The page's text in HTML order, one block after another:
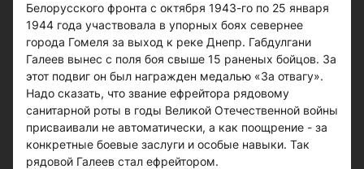
Белорусского фронта с октября 1943-го по 25 января
1944 года участвовала в упорных боях севернее
города Гомеля за выход к реке Днепр. Габдулгани
Галеев вынес с поля боя свыше 15 раненых бойцов. За
этот подвиг он был награжден медалью «За отвагу».
Надо сказать, что звание ефрейтора рядовому
санитарной роты в годы Великой Отечественной войны
присваивали не автоматически, а как поощрение - за
конкретные боевые заслуги и особые навыки. Так
рядовой Галеев стал ефрейтором.